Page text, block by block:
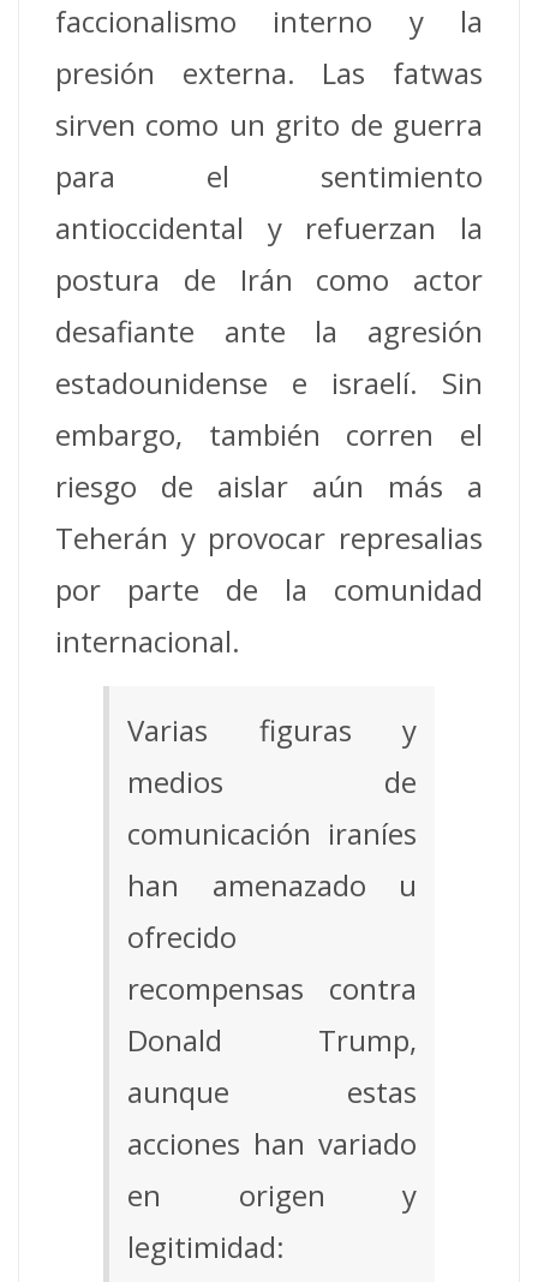
faccionalismo interno y la
presión externa. Las fatwas
sirven como un grito de guerra
para el sentimiento
antioccidental y refuerzan la
postura de Irán como actor
desafiante ante la agresión
estadounidense e israelí. Sin
embargo, también corren el
riesgo de aislar aún más a
Teherán y provocar represalias
por parte de la comunidad
internacional.
Varias figuras y
medios de
comunicación iraníes
han amenazado u
ofrecido
recompensas contra
Donald Trump,
aunque estas
acciones han variado
en origen y
legitimidad: